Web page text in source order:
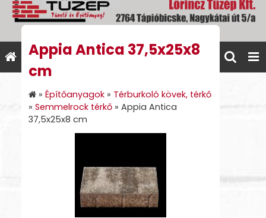
Appia Antica 37,5x25x8
cm
» Építőanyagok » Térburkoló kövek, térkő
» Semmelrock térkő » Appia Antica
37,5x25x8 cm